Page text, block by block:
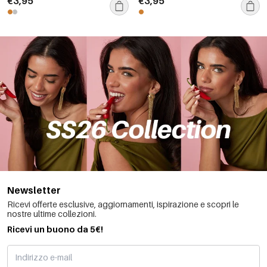
Newsletter
Ricevi offerte esclusive, aggiornamenti, ispirazione e scopri le
nostre ultime collezioni.
Ricevi un buono da 5€!